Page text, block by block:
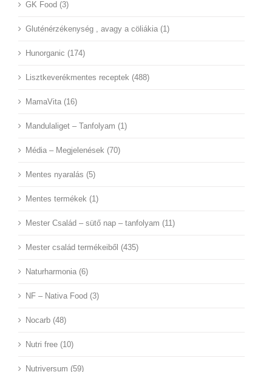
GK Food (3)
Gluténérzékenység , avagy a cöliákia (1)
Hunorganic (174)
Lisztkeverékmentes receptek (488)
MamaVita (16)
Mandulaliget – Tanfolyam (1)
Média – Megjelenések (70)
Mentes nyaralás (5)
Mentes termékek (1)
Mester Család – sütő nap – tanfolyam (11)
Mester család termékeiből (435)
Naturharmonia (6)
NF – Nativa Food (3)
Nocarb (48)
Nutri free (10)
Nutriversum (59)